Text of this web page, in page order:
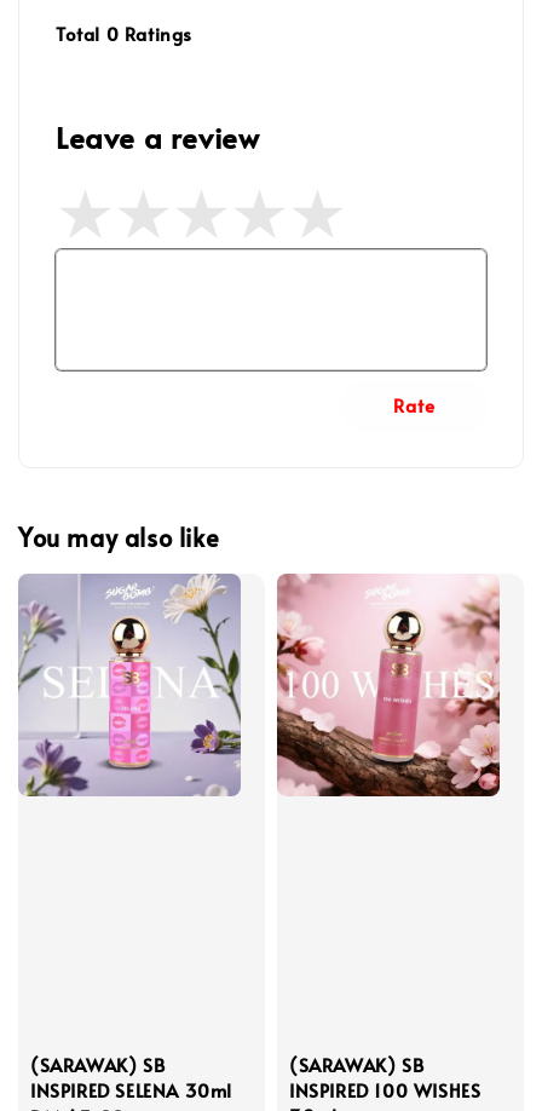
Total 0 Ratings
Leave a review
Rate
You may also like
(SARAWAK) SB
INSPIRED SELENA 30ml
(SARAWAK) SB
INSPIRED 100 WISHES